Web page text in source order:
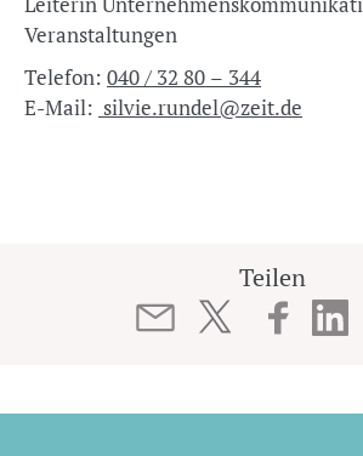
Veranstaltungen
Telefon: 040 / 32 80 – 344
E-Mail: silvie.rundel@zeit.de
Teilen